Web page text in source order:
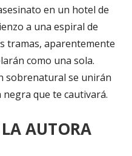
en un hotel de
a una espiral de
tramas, aparentemente
como una sola.
sobrenatural se unirán
que te cautivará.
AUTORA